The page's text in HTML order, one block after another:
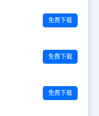
免费下载
免费下载
免费下载